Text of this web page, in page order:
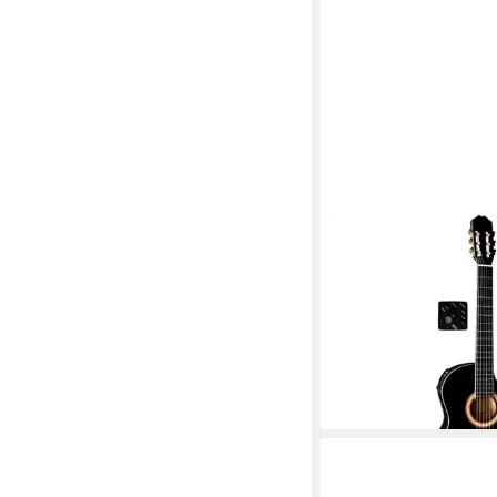
Konzertgitarre Gewa
Konzertgitarre mit
lieferbar - in 2-3